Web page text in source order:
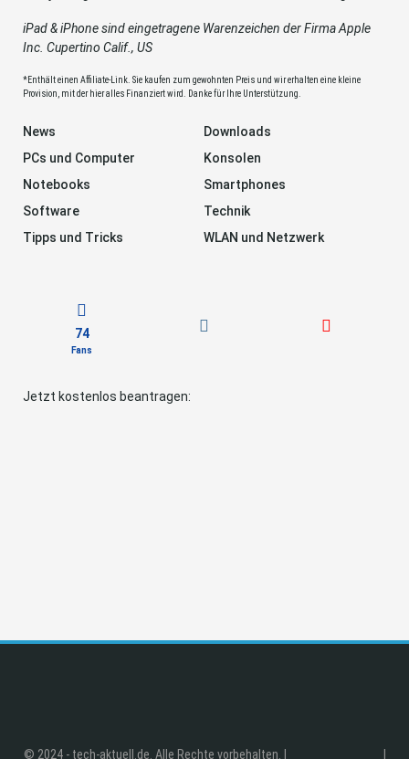
iPad & iPhone sind eingetragene Warenzeichen der Firma Apple
Inc. Cupertino Calif., US
*Enthält einen Affiliate-Link. Sie kaufen zum gewohnten Preis und wir erhalten eine kleine
Provision, mit der hier alles Finanziert wird. Danke für Ihre Unterstützung.
News
Downloads
PCs und Computer
Konsolen
Notebooks
Smartphones
Software
Technik
Tipps und Tricks
WLAN und Netzwerk
74
Fans
Jetzt kostenlos beantragen:
© 2024 - tech-aktuell.de. Alle Rechte vorbehalten. |